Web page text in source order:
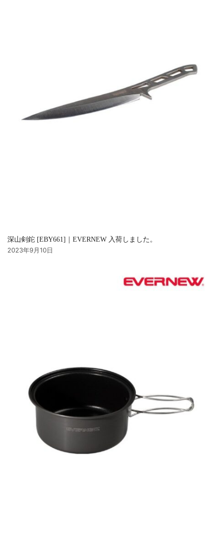
深山剣鉈 [EBY661]｜EVERNEW 入荷しました。
2023年9月10日